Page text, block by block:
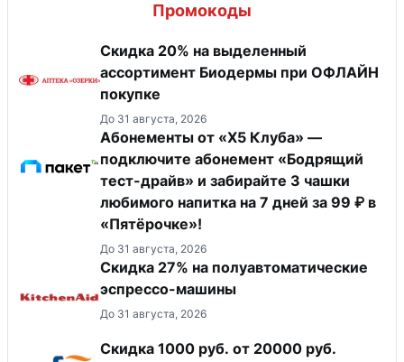
Промокоды
Скидка 20% на выделенный
ассортимент Биодермы при ОФЛАЙН
покупке
До 31 августа, 2026
Абонементы от «Х5 Клуба» —
подключите абонемент «Бодрящий
тест-драйв» и забирайте 3 чашки
любимого напитка на 7 дней за 99 ₽ в
«Пятёрочке»!
До 31 августа, 2026
Скидка 27% на полуавтоматические
эспрессо-машины
До 31 августа, 2026
​Скидка 1000 руб. от 20000 руб.